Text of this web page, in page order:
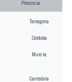
Provincia
Tarragona
Córdoba
Murcia
Cantabria